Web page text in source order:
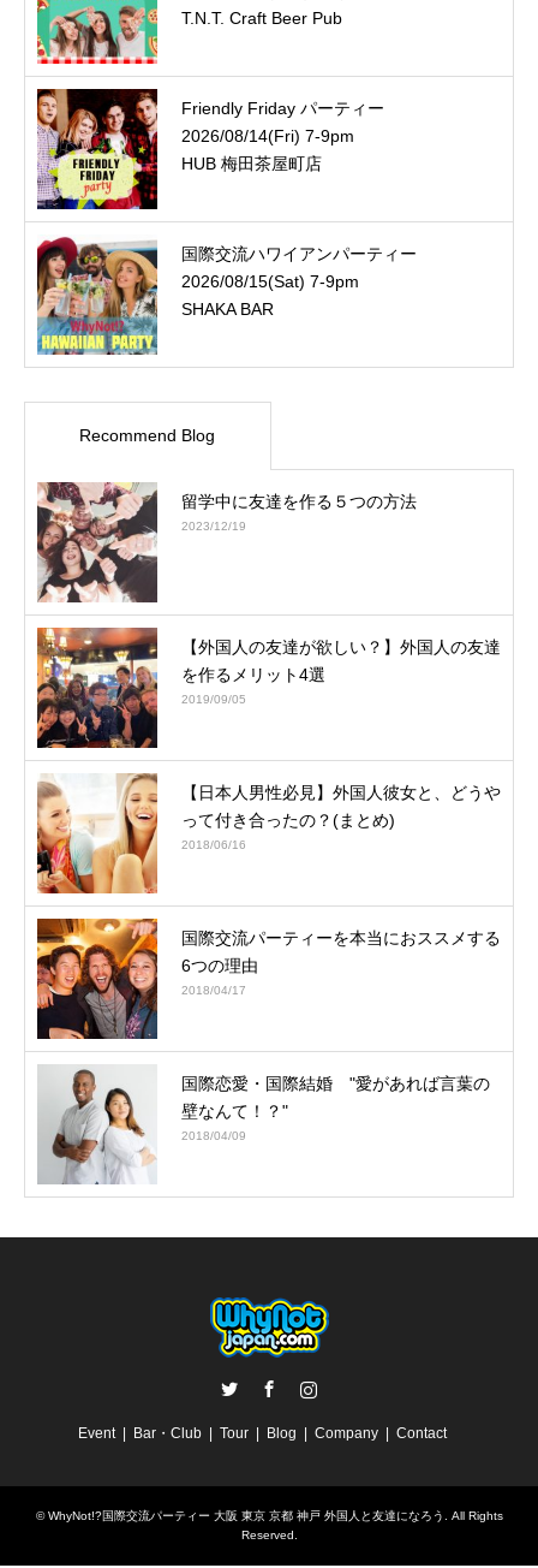
T.N.T. Craft Beer Pub
Friendly Friday パーティー
2026/08/14(Fri) 7-9pm
HUB 梅田茶屋町店
国際交流ハワイアンパーティー
2026/08/15(Sat) 7-9pm
SHAKA BAR
Recommend Blog
留学中に友達を作る５つの方法
2023/12/19
【外国人の友達が欲しい？】外国人の友達
を作るメリット4選
2019/09/05
【日本人男性必見】外国人彼女と、どうや
って付き合ったの？(まとめ)
2018/06/16
国際交流パーティーを本当におススメする
6つの理由
2018/04/17
国際恋愛・国際結婚 "愛があれば言葉の
壁なんて！？"
2018/04/09
Event Bar・Club Tour Blog Company Contact
©WhyNot!?国際交流パーティー 大阪 東京 京都 神戸 外国人と友達になろう. All Rights
Reserved.